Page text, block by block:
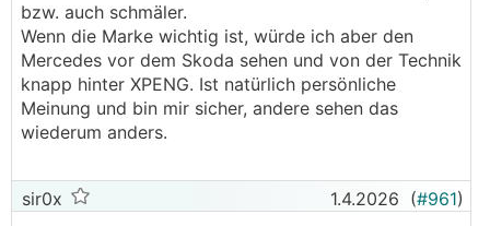
bzw. auch schmäler.
Wenn die Marke wichtig ist, würde ich aber den
Mercedes vor dem Skoda sehen und von der Technik
knapp hinter XPENG. Ist natürlich persönliche
Meinung und bin mir sicher, andere sehen das
wiederum anders.
sir0x 1.4.2026 (#961)